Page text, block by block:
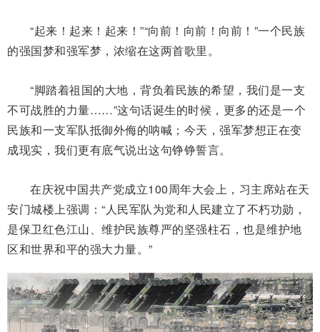
“起来！起来！起来！”“向前！向前！向前！”一个民族
的强国梦和强军梦，浓缩在这两首歌里。
“脚踏着祖国的大地，背负着民族的希望，我们是一支
不可战胜的力量……”这句话诞生的时候，更多的还是一个
民族和一支军队抵御外侮的呐喊；今天，强军梦想正在变
成现实，我们更有底气说出这句铮铮誓言。
在庆祝中国共产党成立100周年大会上，习主席站在天
安门城楼上强调：“人民军队为党和人民建立了不朽功勋，
是保卫红色江山、维护民族尊严的坚强柱石，也是维护地
区和世界和平的强大力量。”